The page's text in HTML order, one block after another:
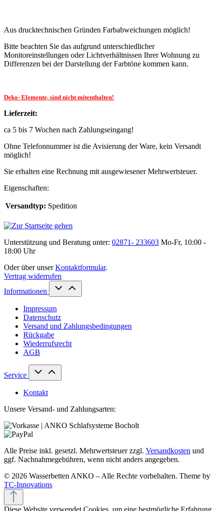
Aus drucktechnischen Gründen Farbabweichungen möglich!
Bitte beachten Sie das aufgrund unterschiedlicher
Monitoreinstellungen oder Lichtverhältnissen Ihrer Wohnung zu
Differenzen bei der Darstellung der Farbtöne kommen kann.
Deko- Elemente, sind nicht mitenthalten!
Lieferzeit:
ca 5 bis 7 Wochen nach Zahlungseingang!
Ohne Telefonnummer ist die Avisierung der Ware, kein Versandt
möglich!
Sie erhalten eine Rechnung mit ausgewiesener Mehrwertsteuer.
Eigenschaften:
Versandtyp: Spedition
Unterstützung und Beratung unter: 02871- 233603 Mo-Fr, 10:00 -
18:00 Uhr
Oder über unserKontaktformular.
Vertrag widerrufen
Informationen
Impressum
Datenschutz
Versand und Zahlungsbedingungen
Rückgabe
Wiederrufsrecht
AGB
Service
Kontakt
Unsere Versand- und Zahlungsarten:
Alle Preise inkl. gesetzl. Mehrwertsteuer zzgl. Versandkosten und
ggf. Nachnahmegebühren, wenn nicht anders angegeben.
© 2026 Wasserbetten ANKO – Alle Rechte vorbehalten. Theme by
TC-Innovations
Diese Website verwendet Cookies, um eine bestmögliche Erfahrung